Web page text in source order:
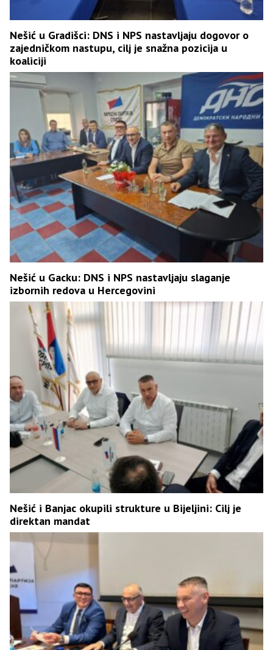
Nešić u Gradišci: DNS i NPS nastavljaju dogovor o
zajedničkom nastupu, cilj je snažna pozicija u
koaliciji
Nešić u Gacku: DNS i NPS nastavljaju slaganje
izbornih redova u Hercegovini
Nešić i Banjac okupili strukture u Bijeljini: Cilj je
direktan mandat